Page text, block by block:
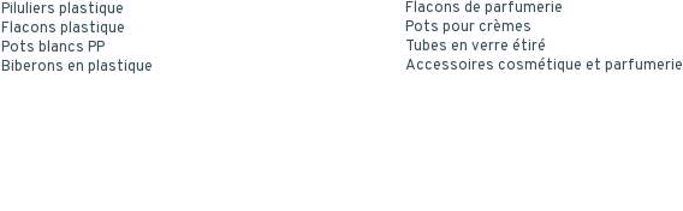
Piluliers plastique
Flacons plastique
Pots blancs PP
Biberons en plastique
Flacons de parfumerie
Pots pour crèmes
Tubes en verre étiré
Accessoires cosmétique et parfumerie